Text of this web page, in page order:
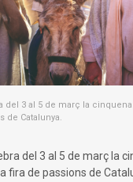
del 3 al 5 de març la
de Catalunya.
del 3 al 5 de març la
fira de passions de